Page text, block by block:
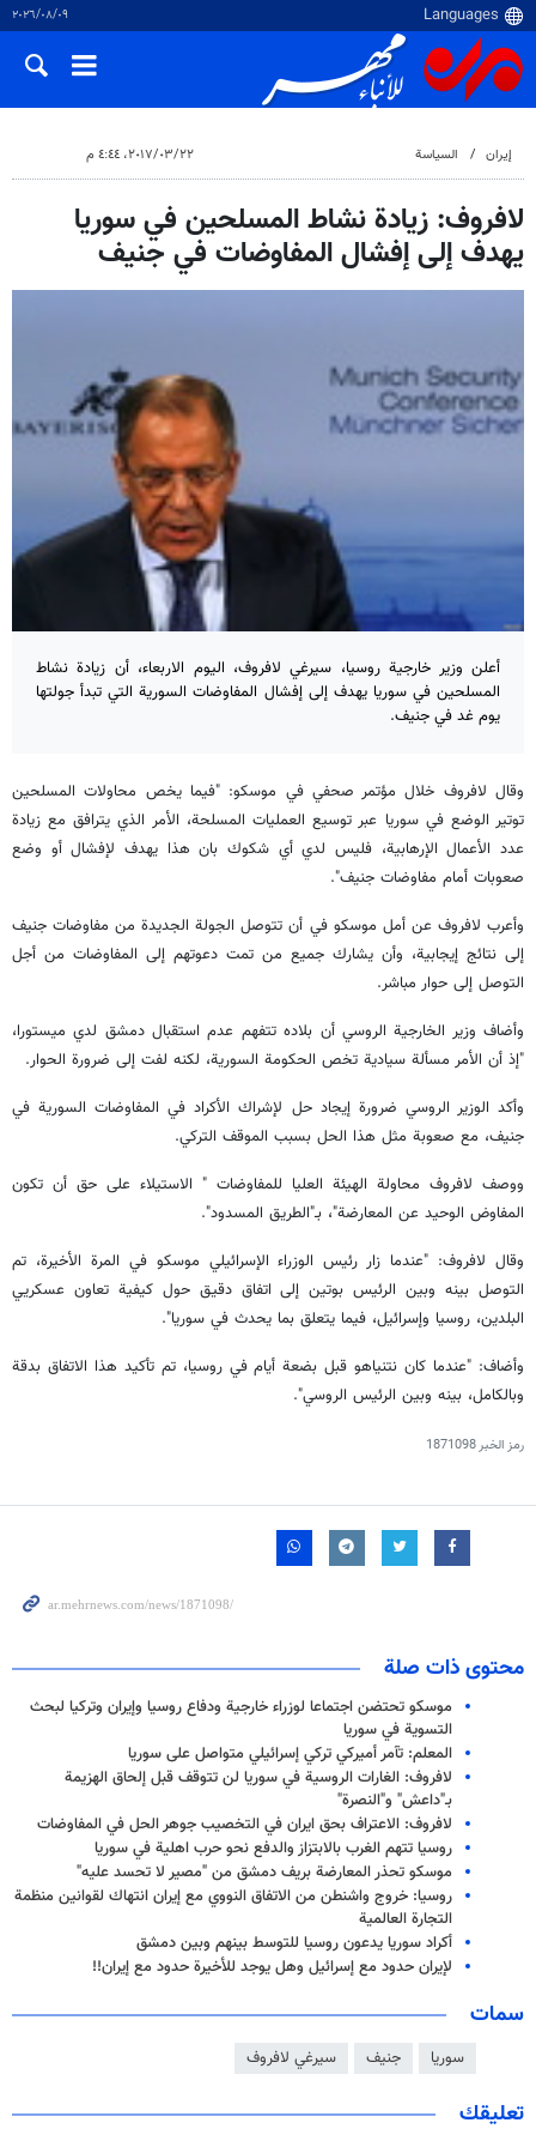
٠٩‏/٠٨‏/٢٠٢٦
إيران السياسة ٢٢‏/٠٣‏/٢٠١٧، ٤:٤٤ م
لافروف: زيادة نشاط المسلحين في سوريا
يهدف إلى إفشال المفاوضات في جنيف
أعلن وزير خارجية روسيا، سيرغي لافروف، اليوم الاربعاء، أن زيادة نشاط
المسلحين في سوريا يهدف إلى إفشال المفاوضات السورية التي تبدأ جولتها
يوم غد في جنيف.
وقال لافروف خلال مؤتمر صحفي في موسكو: "فيما يخص محاولات المسلحين
توتير الوضع في سوريا عبر توسيع العمليات المسلحة، الأمر الذي يترافق مع زيادة
عدد الأعمال الإرهابية، فليس لدي أي شكوك بان هذا يهدف لإفشال أو وضع
صعوبات أمام مفاوضات جنيف".
وأعرب لافروف عن أمل موسكو في أن تتوصل الجولة الجديدة من مفاوضات جنيف
إلى نتائج إيجابية، وأن يشارك جميع من تمت دعوتهم إلى المفاوضات من أجل
التوصل إلى حوار مباشر.
وأضاف وزير الخارجية الروسي أن بلاده تتفهم عدم استقبال دمشق لدي ميستورا،
"إذ أن الأمر مسألة سيادية تخص الحكومة السورية، لكنه لفت إلى ضرورة الحوار.
وأكد الوزير الروسي ضرورة إيجاد حل لإشراك الأكراد في المفاوضات السورية في
جنيف، مع صعوبة مثل هذا الحل بسبب الموقف التركي.
ووصف لافروف محاولة الهيئة العليا للمفاوضات " الاستيلاء على حق أن تكون
المفاوض الوحيد عن المعارضة"، بـ"الطريق المسدود".
وقال لافروف: "عندما زار رئيس الوزراء الإسرائيلي موسكو في المرة الأخيرة، تم
التوصل بينه وبين الرئيس بوتين إلى اتفاق دقيق حول كيفية تعاون عسكريي
البلدين، روسيا وإسرائيل، فيما يتعلق بما يحدث في سوريا".
وأضاف: "عندما كان نتنياهو قبل بضعة أيام في روسيا، تم تأكيد هذا الاتفاق بدقة
وبالكامل، بينه وبين الرئيس الروسي".
رمز الخبر1871098
محتوى ذات صلة
موسكو تحتضن اجتماعا لوزراء خارجية ودفاع روسيا وإيران وتركيا لبحث
التسوية في سوريا
المعلم: تآمر أميركي تركي إسرائيلي متواصل على سوريا
لافروف: الغارات الروسية في سوريا لن تتوقف قبل إلحاق الهزيمة
بـ"داعش" و"النصرة"
لافروف: الاعتراف بحق ايران في التخصيب جوهر الحل في المفاوضات
روسيا تتهم الغرب بالابتزاز والدفع نحو حرب اهلية في سوريا
موسكو تحذر المعارضة بريف دمشق من "مصير لا تحسد عليه"
روسيا: خروج واشنطن من الاتفاق النووي مع إيران انتهاك لقوانين منظمة
التجارة العالمية
أكراد سوريا يدعون روسيا للتوسط بينهم وبين دمشق
لإيران حدود مع إسرائيل وهل يوجد للأخيرة حدود مع إيران!!
سمات
سوريا جنيف سيرغي لافروف
تعليقك